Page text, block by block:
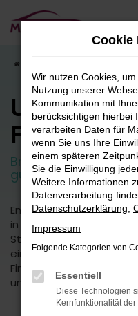
Zum
Hauptinhalt
Unser
Breite Auswahl an
guten
Entdecken Sie unsere
in unserem
Stadtautos bis hin zu
eine breite Palette an
Finden Sie das perfekte
und Vorlieben.
Cookie
Wir nutzen Cookies,
Nutzung unserer
Kommunikation mit
berücksichtigen hierbei
verarbeiten Daten für
wenn Sie uns Ihre
einem späteren
Sie die Einwilligung
Weitere Informationen
Datenverarbeitung
Datenschutzerklärung
Impressum
Folgende Kategorien von
Essentiell
Diese Technologien
Kernfunktionalität